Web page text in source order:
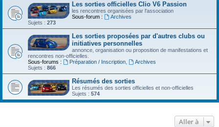
e
Les sorties officielles Clio V6 Passion
les rencontres organisées par l'association
Sous-forum :
Archives
Sujets : 273
Les sorties proposées par d'autres clubs ou
initiatives personnelles
annonce, organisation ou proposition de manifestations et
rencontres non-officielles.
Sous-forums :
Préparation / Inscription,
Archives
Sujets : 866
Résumés des sorties
Les résumés des sorties officielles et non-officielles
Sujets : 574
Aller à